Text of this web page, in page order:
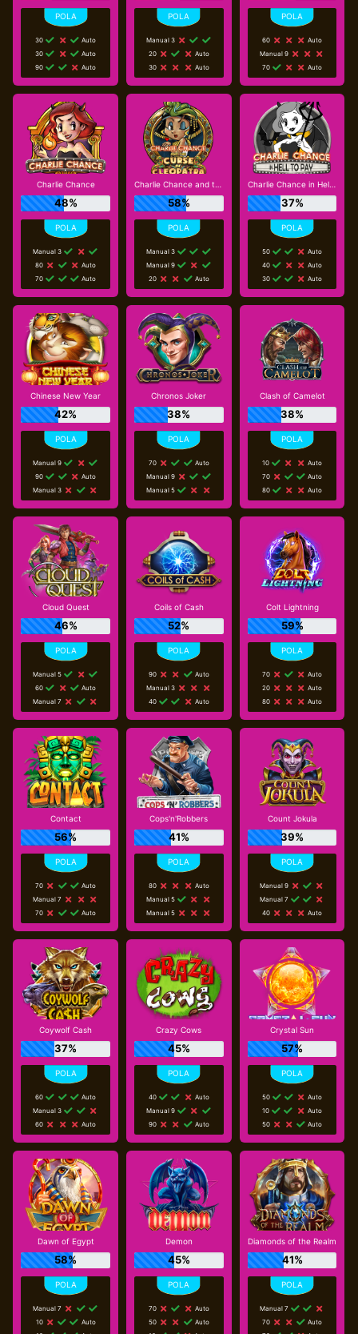
30
Auto
30
Auto
90
Auto
Manual 3
20
Auto
30
Auto
60
Auto
Manual 9
70
Auto
Charlie Chance
48%
Manual 3
80
Auto
70
Auto
Charlie Chance and the Curse of Cleopatra
58%
Manual 3
Manual 9
20
Auto
Charlie Chance in Hell to Pay
37%
50
Auto
40
Auto
30
Auto
Chinese New Year
42%
Manual 9
90
Auto
Manual 3
Chronos Joker
38%
70
Auto
Manual 9
Manual 5
Clash of Camelot
38%
10
Auto
70
Auto
80
Auto
Cloud Quest
46%
Manual 5
60
Auto
Manual 7
Coils of Cash
52%
90
Auto
Manual 3
40
Auto
Colt Lightning
59%
70
Auto
20
Auto
80
Auto
Contact
56%
70
Auto
Manual 7
70
Auto
Cops'n'Robbers
41%
80
Auto
Manual 5
Manual 5
Count Jokula
39%
Manual 9
Manual 7
40
Auto
Coywolf Cash
37%
60
Auto
Manual 3
60
Auto
Crazy Cows
45%
40
Auto
Manual 9
90
Auto
Crystal Sun
57%
50
Auto
10
Auto
50
Auto
Dawn of Egypt
58%
Manual 7
10
Auto
Demon
45%
70
Auto
50
Auto
Diamonds of the Realm
41%
Manual 7
70
Auto